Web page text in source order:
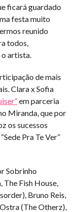
ficará guardado
festa muito
reunido
todos,
o artista.
de mais
Clara x Sofia
em parceria
Miranda, que por
os sucessos
Pra Te Ver”
Sobrinho
The Fish House,
Bruno Reis,
(The Otherz),